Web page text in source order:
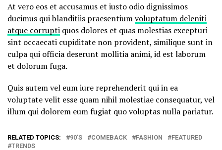
At vero eos et accusamus et iusto odio dignissimos
ducimus qui blanditiis praesentiumvoluptatum deleniti
atque corrupti quos dolores et quas molestias excepturi
sint occaecati cupiditate non provident, similique sunt in
culpa qui officia deserunt mollitia animi, id est laborum
et dolorum fuga.
Quis autem vel eum iure reprehenderit qui in ea
voluptate velit esse quam nihil molestiae consequatur, vel
illum qui dolorem eum fugiat quo voluptas nulla pariatur.
RELATED TOPICS: 90'S COMEBACK FASHION
FEATURED
TRENDS